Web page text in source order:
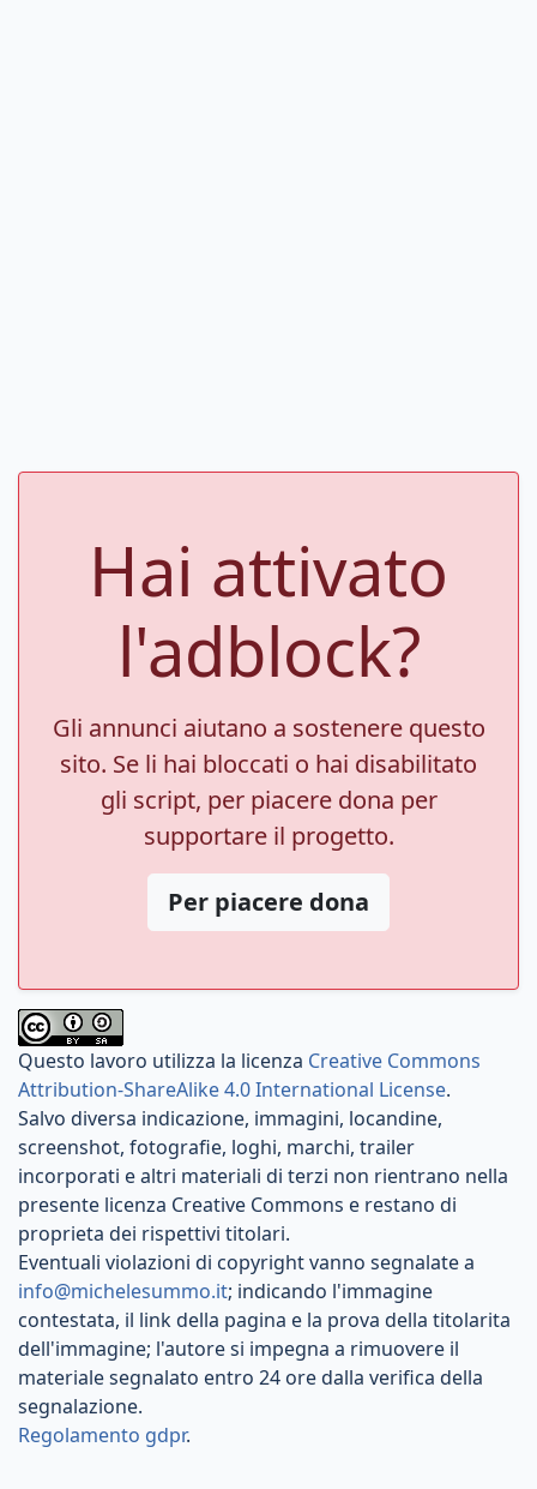
Hai attivato
l'adblock?
Gli annunci aiutano a sostenere questo
sito. Se li hai bloccati o hai disabilitato
gli script, per piacere dona per
supportare il progetto.
Per piacere dona
Questo lavoro utilizza la licenza Creative Commons
Attribution-ShareAlike 4.0 International License.
Salvo diversa indicazione, immagini, locandine,
screenshot, fotografie, loghi, marchi, trailer
incorporati e altri materiali di terzi non rientrano nella
presente licenza Creative Commons e restano di
proprieta dei rispettivi titolari.
Eventuali violazioni di copyright vanno segnalate a
info@michelesummo.it; indicando l'immagine
contestata, il link della pagina e la prova della titolarita
dell'immagine; l'autore si impegna a rimuovere il
materiale segnalato entro 24 ore dalla verifica della
segnalazione.
Regolamento gdpr.